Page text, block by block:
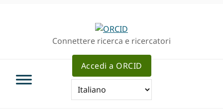
Connettere ricerca e ricercatori
Accedi a ORCID